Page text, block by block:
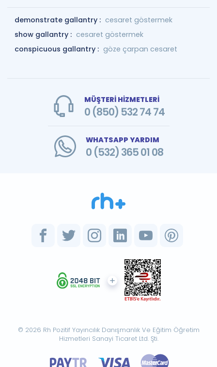
demonstrate gallantry : cesaret göstermek
show gallantry : cesaret göstermek
conspicuous gallantry : göze çarpan cesaret
MÜŞTERİ HİZMETLERİ
0 (850) 532 74 74
WHATSAPP YARDIM
0 (532) 365 01 08
© 2026 Rh Pozitif Yayıncılık Danışmanlık Ve Eğitim Öğretim
Hizmetleri Sanayi Ticaret Ltd. Şti.